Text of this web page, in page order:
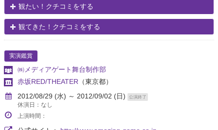
観たい！クチコミをする
観てきた！クチコミをする
実演鑑賞
㈱メディアゲート舞台制作部
赤坂RED/THEATER （東京都）
2012/08/29 (水) ～ 2012/09/02 (日)
公演終了
休演日：なし
上演時間：